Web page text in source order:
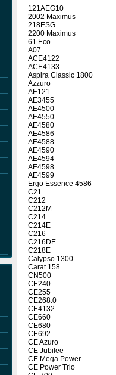
121AEG10
2002 Maximus
218ESG
2200 Maximus
61 Eco
A07
ACE4122
ACE4133
Aspira Classic 1800
Azzuro
AE121
AE3455
AE4500
AE4550
AE4580
AE4586
AE4588
AE4590
AE4594
AE4598
AE4599
Ergo Essence 4586
C21
C212
C212M
C214
C214E
C216
C216DE
C218E
Calypso 1300
Carat 158
CN500
CE240
CE255
CE268.0
CE4132
CE660
CE680
CE692
CE Azuro
CE Jubilee
CE Mega Power
CE Power Trio